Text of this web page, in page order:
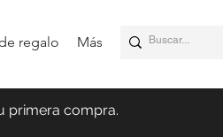
regalo Más
primera compra.